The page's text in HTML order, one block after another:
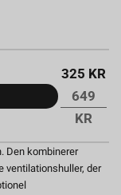
325 KR
649
KR
Den kombinerer
ventilationshuller, der